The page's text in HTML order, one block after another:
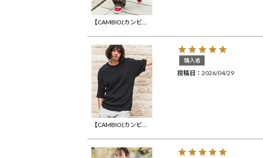
【CAMBIO(カンビオ)】レオパードツイルワイドカーブパンツ
【CAMBIO(カンビオ)】Cable Knit Short Sleeve Knit Pullover 半袖ニット(S69826cmb)
購入者
投稿日 2026/04/29